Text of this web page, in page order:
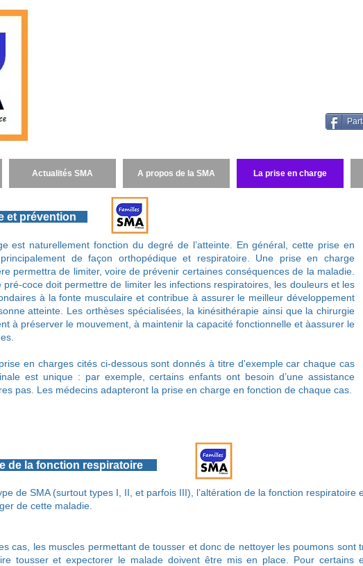
et prévention
est naturellement fonction du degré de l’atteinte. En général, cette prise en
de façon orthopédique et respiratoire. Une prise en charge
permettra de limiter, voire de prévenir certaines conséquences de la maladie.
pré-coce doit permettre de limiter les infections respiratoires, les douleurs et les
à la fonte musculaire et contribue à assurer le meilleur développement
atteinte. Les orthèses spécialisées, la kinésithérapie ainsi que la chirurgie
à préserver le mouvement, à maintenir la capacité fonctionnelle et àassurer le
en charges cités ci-dessous sont donnés à titre d'exemple car chaque cas
est unique : par exemple, certains enfants ont besoin d’une assistance
pas. Les médecins adapteront la prise en charge en fonction de chaque cas.
de la fonction respiratoire
de SMA (surtout types I, II, et parfois III), l’altération de la fonction
de cette maladie.
cas, les muscles permettant de tousser et donc de nettoyer les poumons sont
tousser et expectorer le malade doivent être mis en place. Pour certains
Actualités SMA A propos de la SMA La prise en charge